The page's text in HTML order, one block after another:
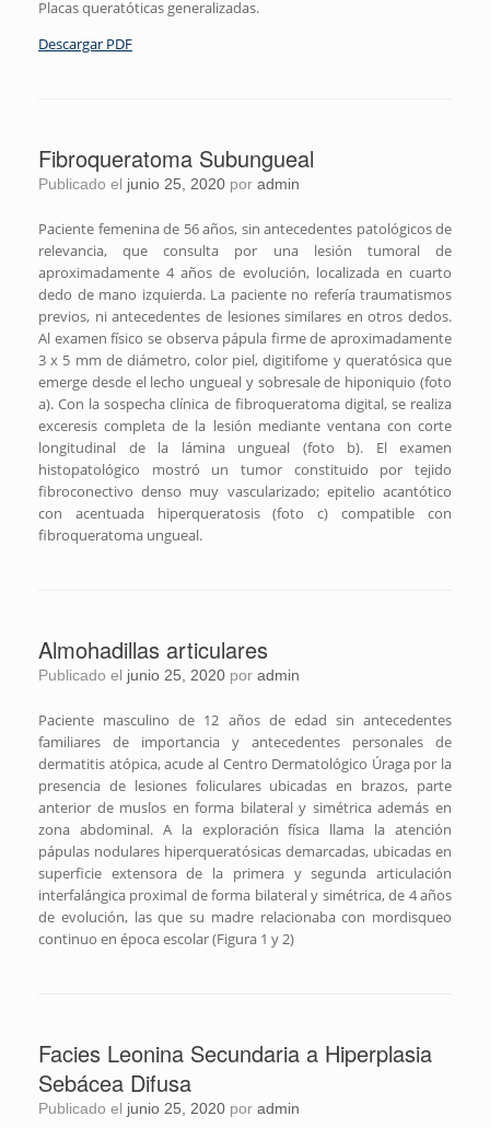
Placas queratóticas generalizadas.
Descargar PDF
Fibroqueratoma Subungueal
Publicado el junio 25, 2020 por admin
Paciente femenina de 56 años, sin antecedentes patológicos de
relevancia, que consulta por una lesión tumoral de
aproximadamente 4 años de evolución, localizada en cuarto
dedo de mano izquierda. La paciente no refería traumatismos
previos, ni antecedentes de lesiones similares en otros dedos.
Al examen físico se observa pápula firme de aproximadamente
3 x 5 mm de diámetro, color piel, digitifome y queratósica que
emerge desde el lecho ungueal y sobresale de hiponiquio (foto
a). Con la sospecha clínica de fibroqueratoma digital, se realiza
exceresis completa de la lesión mediante ventana con corte
longitudinal de la lámina ungueal (foto b). El examen
histopatológico mostró un tumor constituido por tejido
fibroconectivo denso muy vascularizado; epitelio acantótico
con acentuada hiperqueratosis (foto c) compatible con
fibroqueratoma ungueal.
Almohadillas articulares
Publicado el junio 25, 2020 por admin
Paciente masculino de 12 años de edad sin antecedentes
familiares de importancia y antecedentes personales de
dermatitis atópica, acude al Centro Dermatológico Úraga por la
presencia de lesiones foliculares ubicadas en brazos, parte
anterior de muslos en forma bilateral y simétrica además en
zona abdominal. A la exploración física llama la atención
pápulas nodulares hiperqueratósicas demarcadas, ubicadas en
superficie extensora de la primera y segunda articulación
interfalángica proximal de forma bilateral y simétrica, de 4 años
de evolución, las que su madre relacionaba con mordisqueo
continuo en época escolar (Figura 1 y 2)
Facies Leonina Secundaria a Hiperplasia
Sebácea Difusa
Publicado el junio 25, 2020 por admin